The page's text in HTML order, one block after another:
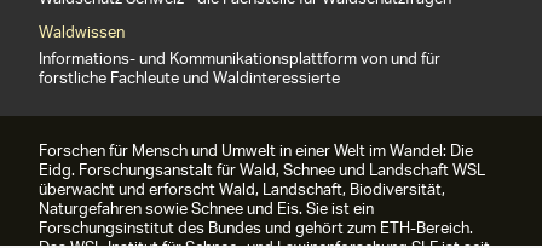
Waldwissen
Informations- und Kommunikationsplattform von und für
forstliche Fachleute und Waldinteressierte
Forschen für Mensch und Umwelt in einer Welt im Wandel: Die
Eidg. Forschungsanstalt für Wald, Schnee und Landschaft WSL
überwacht und erforscht Wald, Landschaft, Biodiversität,
Naturgefahren sowie Schnee und Eis. Sie ist ein
Forschungsinstitut des Bundes und gehört zum ETH-Bereich.